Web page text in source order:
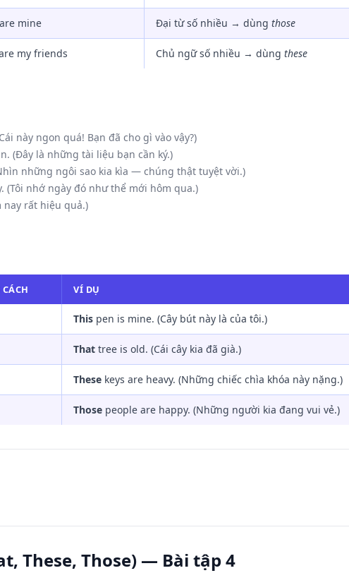
are mine Đại từ số nhiều → dùng those
my friends Chủ ngữ số nhiều → dùng these
này ngon quá! Bạn đã cho gì vào vậy?)
(Đây là những tài liệu bạn cần ký.)
những ngôi sao kia kìa — chúng thật tuyệt vời.)
(Tôi nhớ ngày đó như thể mới hôm qua.)
nay rất hiệu quả.)
VÍ DỤ
This pen is mine. (Cây bút này là của tôi.)
That tree is old. (Cái cây kia đã già.)
These keys are heavy. (Những chiếc chìa khóa này nặng.)
Those people are happy. (Những người kia đang vui vẻ.)
These, Those) — Bài tập 4